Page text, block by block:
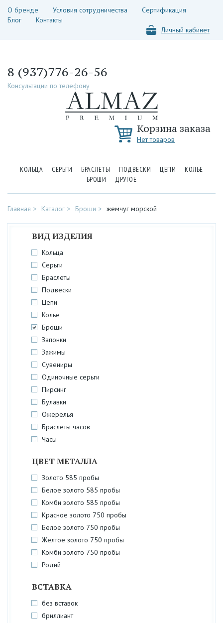
О бренде Условия сотрудничества
Сертификация
Блог
Контакты
Личный кабинет
8 (937)776-26-56
Консультации по телефону
Корзина заказа
Нет товаров
КОЛЬЦА СЕРЬГИ БРАСЛЕТЫ ПОДВЕСКИ ЦЕПИ
КОЛЬЕ
БРОШИ
ДРУГОЕ
Главная Каталог Броши жемчуг морской
ВИД ИЗДЕЛИЯ
Кольца
Серьги
Браслеты
Подвески
Цепи
Колье
Броши
Запонки
Зажимы
Сувениры
Одиночные серьги
Пирсинг
Булавки
Ожерелья
Браслеты часов
Часы
ЦВЕТ МЕТАЛЛА
Золото 585 пробы
Белое золото 585 пробы
Комби золото 585 пробы
Красное золото 750 пробы
Белое золото 750 пробы
Желтое золото 750 пробы
Комби золото 750 пробы
Родий
ВСТАВКА
без вставок
бриллиант